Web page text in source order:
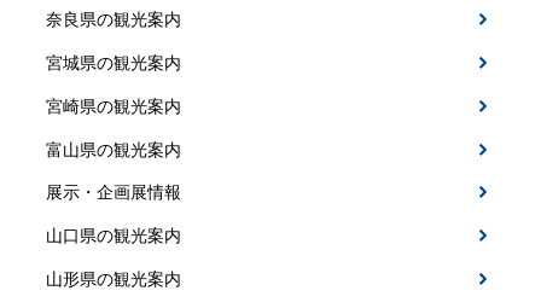
奈良県の観光案内
宮城県の観光案内
宮崎県の観光案内
富山県の観光案内
展示・企画展情報
山口県の観光案内
山形県の観光案内